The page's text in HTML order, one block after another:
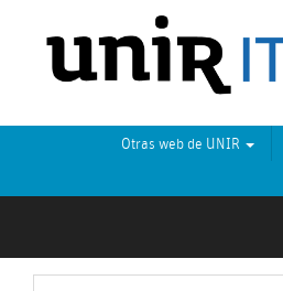
Otras web de UNIR